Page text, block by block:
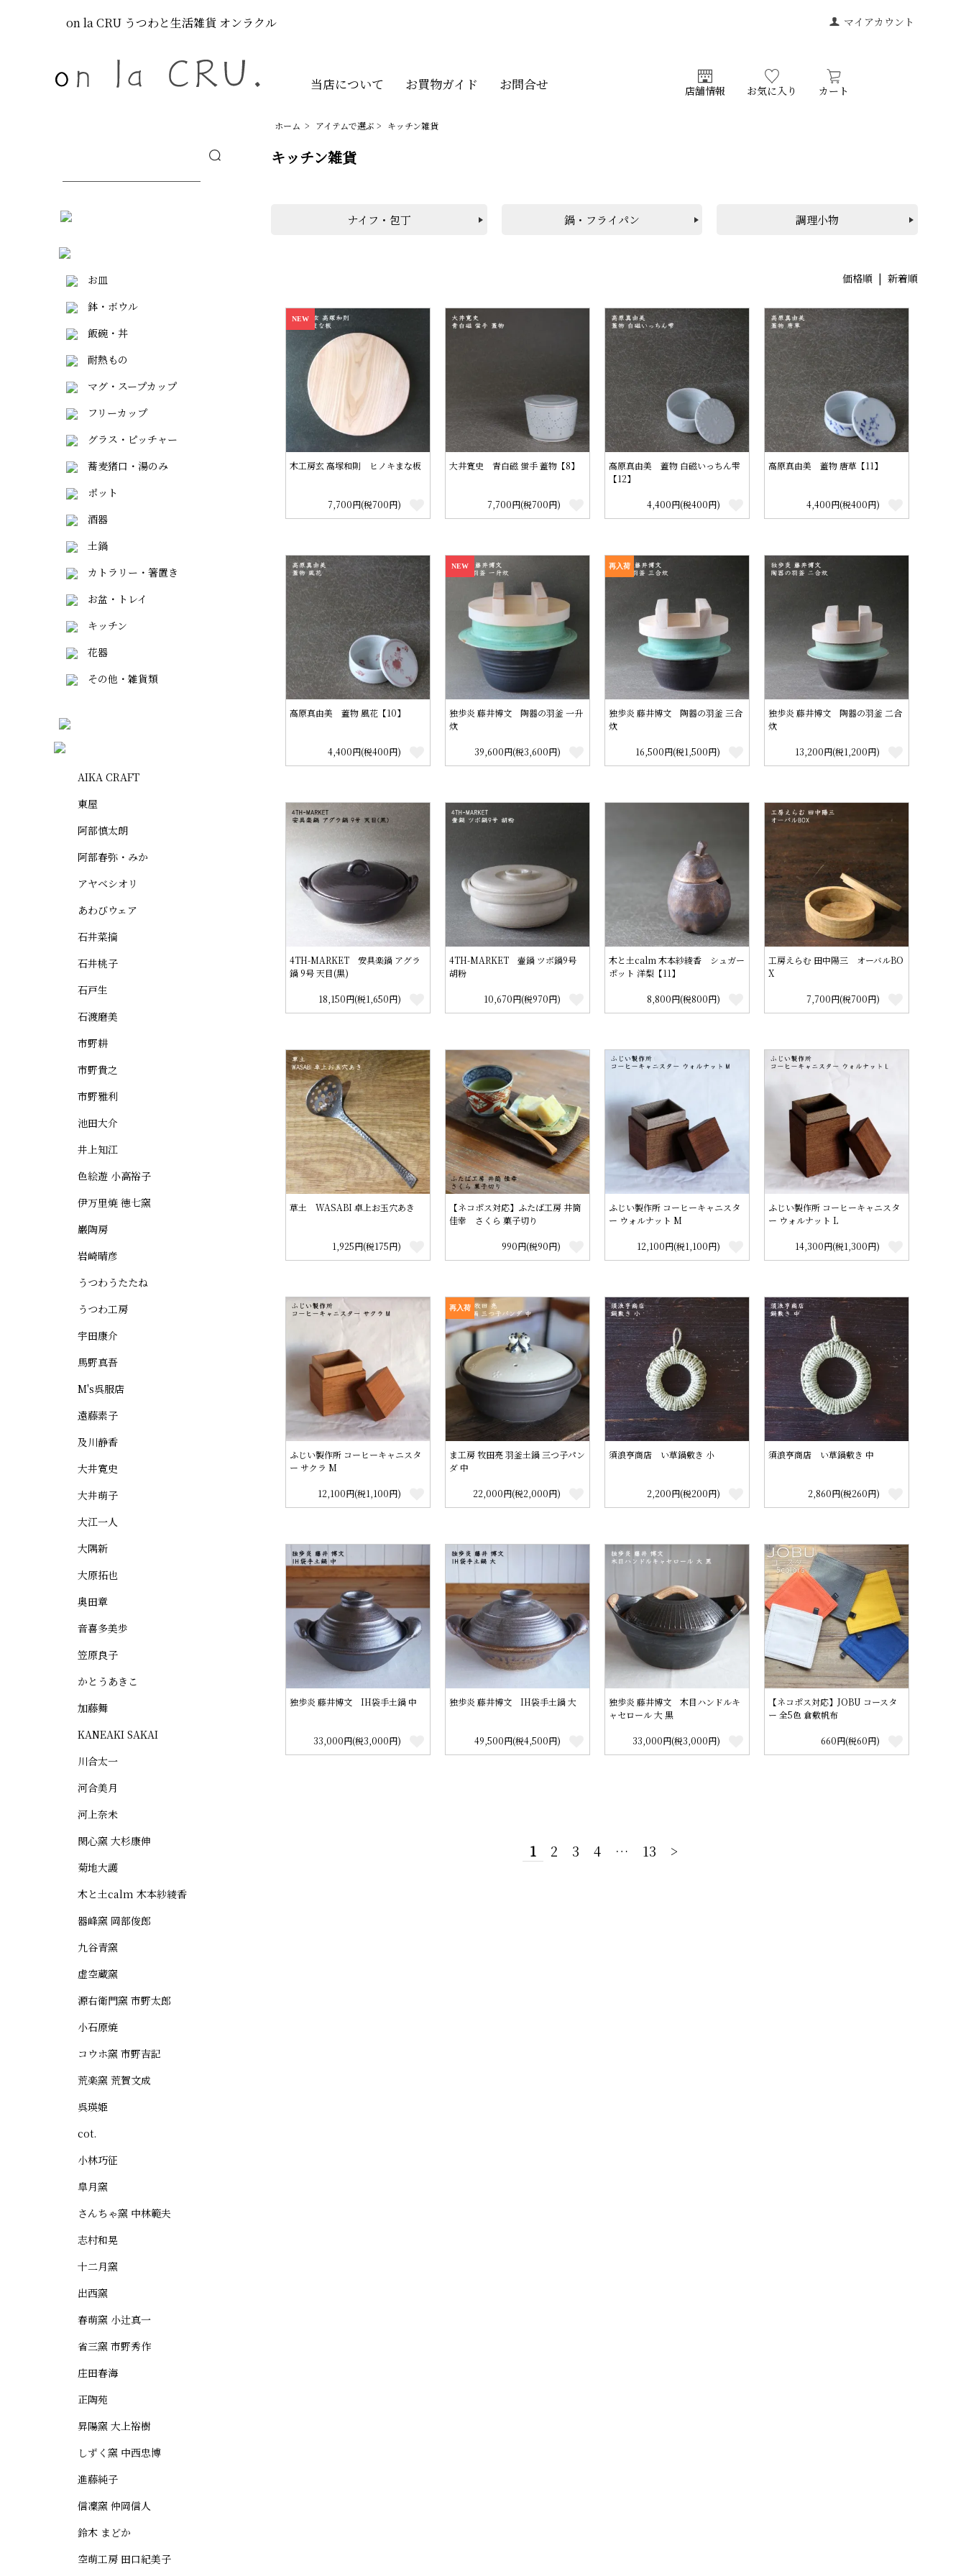
マイアカウント
on la CRU うつわと生活雑貨 オンラクル
当店について お買物ガイド お問合せ 店舗情報 お気に入り カート
ホーム > アイテムで選ぶ > キッチン雑貨
キッチン雑貨
ナイフ・包丁 鍋・フライパン 調理小物
価格順 | 新着順
NEW
木工房玄 高塚和則 ヒノキまな板
7,700円(税700円)
大井寛史 青白磁 蛍手 蓋物【8】
7,700円(税700円)
高原真由美 蓋物 白磁いっちん雫
【12】
4,400円(税400円)
高原真由美 蓋物 唐草【11】
4,400円(税400円)
高原真由美 蓋物 風花【10】
4,400円(税400円)
NEW
独歩炎 藤井博文 陶器の羽釜 一升
炊
39,600円(税3,600円)
再入荷
独歩炎 藤井博文 陶器の羽釜 三合
炊
16,500円(税1,500円)
独歩炎 藤井博文 陶器の羽釜 二合
炊
13,200円(税1,200円)
4TH-MARKET 安具楽鍋 アグラ
鍋 9号 天目(黒)
18,150円(税1,650円)
4TH-MARKET 壷鍋 ツボ鍋9号
胡粉
10,670円(税970円)
木と土calm 木本紗綾香 シュガー
ポット 洋梨【11】
8,800円(税800円)
工房えらむ 田中陽三 オーバルBO
X
7,700円(税700円)
草土 WASABI 卓上お玉穴あき
1,925円(税175円)
【ネコポス対応】ふたば工房 井筒
佳幸 さくら 菓子切り
990円(税90円)
ふじい製作所 コーヒーキャニスタ
ー ウォルナット M
12,100円(税1,100円)
ふじい製作所 コーヒーキャニスタ
ー ウォルナット L
14,300円(税1,300円)
ふじい製作所 コーヒーキャニスタ
ー サクラ M
12,100円(税1,100円)
再入荷
ま工房 牧田亮 羽釜土鍋 三つ子パン
ダ 中
22,000円(税2,000円)
須浪亨商店 い草鍋敷き 小
2,200円(税200円)
須浪亨商店 い草鍋敷き 中
2,860円(税260円)
独歩炎 藤井博文 IH袋手土鍋 中
33,000円(税3,000円)
独歩炎 藤井博文 IH袋手土鍋 大
49,500円(税4,500円)
独歩炎 藤井博文 木目ハンドルキ
ャセロール 大 黒
33,000円(税3,000円)
【ネコポス対応】JOBU コースタ
ー 全5色 倉敷帆布
660円(税60円)
1 2 3 4 … 13 >
お皿
鉢・ボウル
飯碗・丼
耐熱もの
マグ・スープカップ
フリーカップ
グラス・ピッチャー
蕎麦猪口・湯のみ
ポット
酒器
土鍋
カトラリー・箸置き
お盆・トレイ
キッチン
花器
その他・雑貨類
AIKA CRAFT
東屋
阿部慎太朗
阿部春弥・みか
アヤベシオリ
あわびウェア
石井菜摘
石井桃子
石戸生
石渡磨美
市野耕
市野貴之
市野雅利
池田大介
井上知江
色絵遊 小高裕子
伊万里焼 徳七窯
巌陶房
岩崎晴彦
うつわうたたね
うつわ工房
宇田康介
馬野真吾
M's呉服店
遠藤素子
及川静香
大井寛史
大井萌子
大江一人
大隅新
大原拓也
奥田章
音喜多美歩
笠原良子
かとうあきこ
加藤舞
KANEAKI SAKAI
川合太一
河合美月
河上奈未
閑心窯 大杉康伸
菊地大護
木と土calm 木本紗綾香
器峰窯 岡部俊郎
九谷青窯
虚空蔵窯
源右衛門窯 市野太郎
小石原焼
コウホ窯 市野吉記
荒楽窯 荒賀文成
呉瑛姫
cot.
小林巧征
皐月窯
さんちゃ窯 中林範夫
志村和晃
十二月窯
出西窯
春萌窯 小辻真一
省三窯 市野秀作
庄田春海
正陶苑
昇陽窯 大上裕樹
しずく窯 中西忠博
進藤純子
信凜窯 仲岡信人
鈴木 まどか
空萌工房 田口紀美子